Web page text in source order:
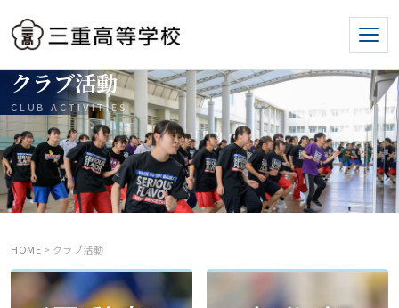
クラブ活動
CLUB ACTIVITIES
HOME > クラブ活動